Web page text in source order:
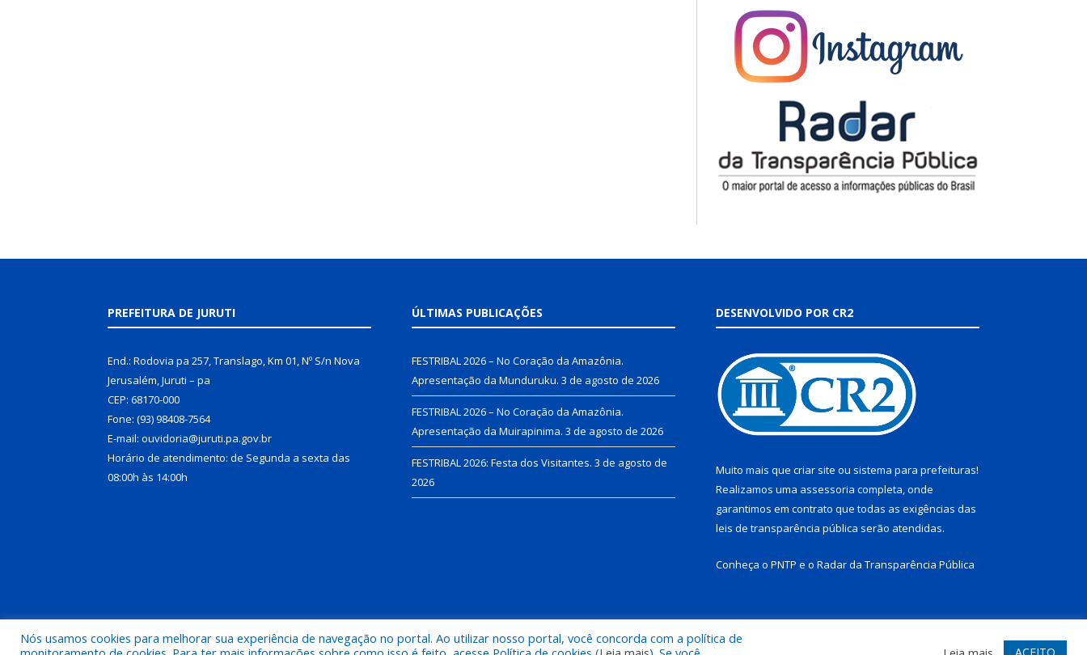
PREFEITURA DE JURUTI
End.: Rodovia pa 257, Translago, Km 01, Nº S/n Nova
Jerusalém, Juruti – pa
CEP: 68170-000
Fone: (93) 98408-7564
E-mail: ouvidoria@juruti.pa.gov.br
Horário de atendimento: de Segunda a sexta das
08:00h às 14:00h
ÚLTIMAS PUBLICAÇÕES
FESTRIBAL 2026 – No Coração da Amazônia.
Apresentação da Munduruku. 3 de agosto de 2026
FESTRIBAL 2026 – No Coração da Amazônia.
Apresentação da Muirapinima. 3 de agosto de 2026
FESTRIBAL 2026: Festa dos Visitantes. 3 de agosto de
2026
DESENVOLVIDO POR CR2
Muito mais que criar site ou sistema para prefeituras!
Realizamos uma assessoria completa, onde
garantimos em contrato que todas as exigências das
leis de transparência pública serão atendidas.
Conheça o PNTP e o Radar da Transparência Pública
Todos os direitos reservados a Prefeitura Municipal de Juruti. Mapa do Site Acessar Webmail
Nós usamos cookies para melhorar sua experiência de navegação no portal. Ao utilizar nosso portal, você concorda com a política de
ACEITO